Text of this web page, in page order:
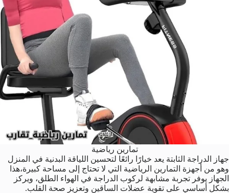
تمارين رياضية
جهاز الدراجة الثابتة يعد خيارًا رائعًا لتحسين اللياقة البدنية في المنزل
وهو من أجهزة التمارين الرياضية التي لا تحتاج إلى مساحة كبيرة،هذا
الجهاز يوفر تجربة مشابهة لركوب الدراجة في الهواء الطلق، ويركز
بشكل أساسي على تقوية عضلات الساقين وتعزيز صحة القلب.